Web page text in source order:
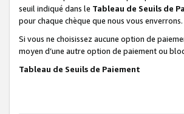
seuil indiqué dans le Tableau de Seuils de
pour chaque chèque que nous vous
Si vous ne choisissez aucune option de
moyen d’une autre option de paiement ou
Tableau de Seuils de Paiement